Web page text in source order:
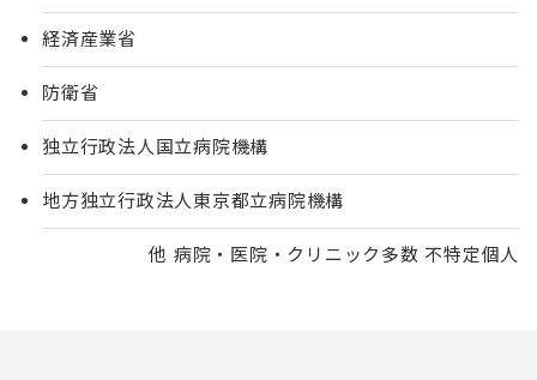
経済産業省
防衛省
独立行政法人国立病院機構
地方独立行政法人東京都立病院機構
他 病院・医院・クリニック多数 不特定個人